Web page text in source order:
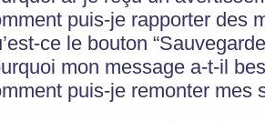
puis-je rapporter des
ce le bouton
mon message a-t-il
puis-je remonter mes